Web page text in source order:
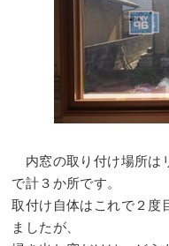
内窓の取り付け場所は
で計３か所です。
取付け自体はこれで２度
ましたが、